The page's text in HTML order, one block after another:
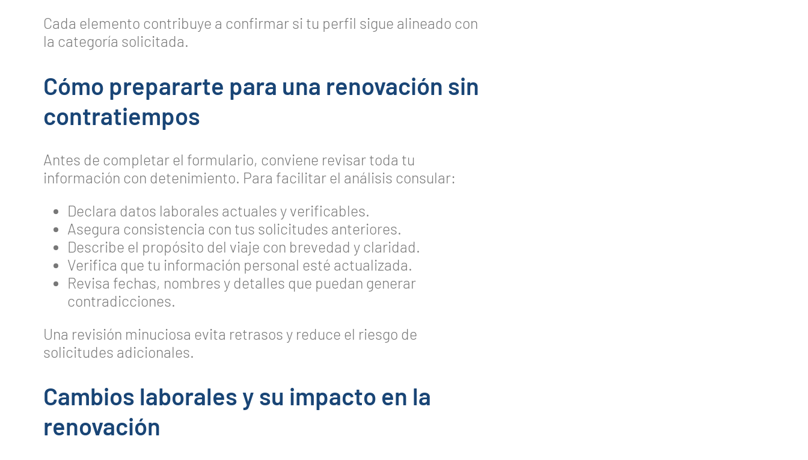
Cada elemento contribuye a confirmar si tu perfil sigue alineado con
la categoría solicitada.
Cómo prepararte para una renovación sin
contratiempos
Antes de completar el formulario, conviene revisar toda tu
información con detenimiento. Para facilitar el análisis consular:
Declara datos laborales actuales y verificables.
Asegura consistencia con tus solicitudes anteriores.
Describe el propósito del viaje con brevedad y claridad.
Verifica que tu información personal esté actualizada.
Revisa fechas, nombres y detalles que puedan generar
contradicciones.
Una revisión minuciosa evita retrasos y reduce el riesgo de
solicitudes adicionales.
Cambios laborales y su impacto en la
renovación